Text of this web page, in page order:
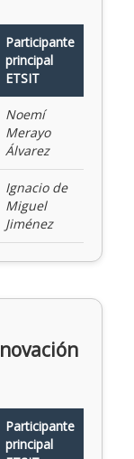
Participante
principal
ETSIT
Noemí
Merayo
Álvarez
Ignacio de
Miguel
Jiménez
Participante
principal